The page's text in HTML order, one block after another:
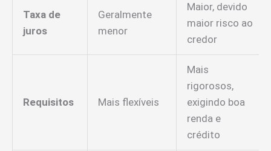
Taxa de
juros
Geralmente
menor
Maior, devido
maior risco ao
credor
Requisitos Mais flexíveis
Mais
rigorosos,
exigindo boa
renda e
crédito